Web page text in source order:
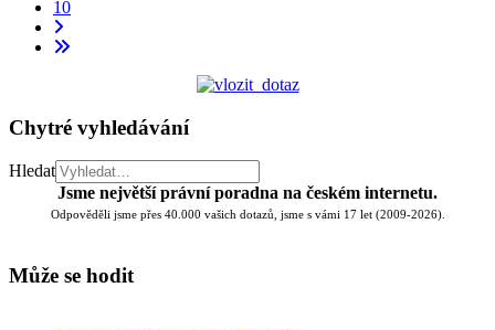
10
Chytré vyhledávání
Hledat
Jsme největší právní poradna na českém internetu.
Odpověděli jsme přes 40.000 vašich dotazů, jsme s vámi 17 let (2009-2026).
Může se hodit